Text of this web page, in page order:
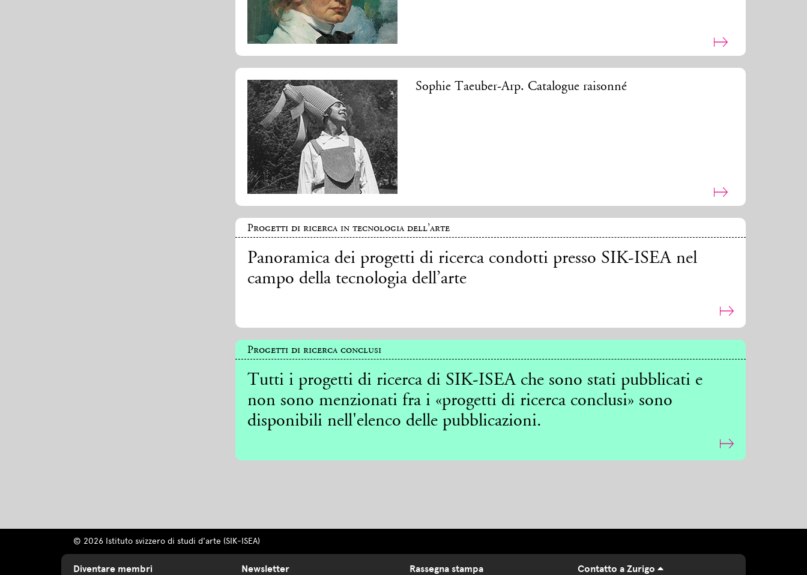
Sophie Taeuber-Arp. Catalogue raisonné
Progetti di ricerca in tecnologia dell’arte
Panoramica dei progetti di ricerca condotti presso SIK-ISEA nel
campo della tecnologia dell’arte
Progetti di ricerca conclusi
Tutti i progetti di ricerca di SIK-ISEA che sono stati pubblicati e
non sono menzionati fra i «progetti di ricerca conclusi» sono
disponibili nell'elenco delle pubblicazioni.
© 2026 Istituto svizzero di studi d'arte (SIK-ISEA)
Diventare membri Newsletter Rassegna stampa Contatto a Zurigo